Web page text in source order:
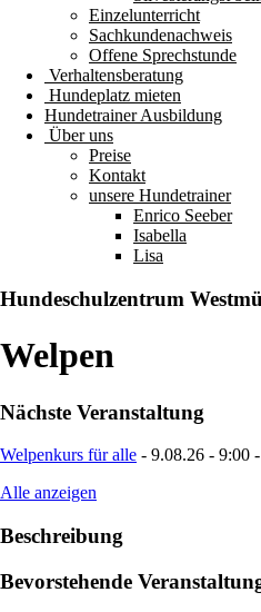
Einzelunterricht
Sachkundenachweis
Offene Sprechstunde
Verhaltensberatung
Hundeplatz mieten
Hundetrainer Ausbildung
Über uns
Preise
Kontakt
unsere Hundetrainer
Enrico Seeber
Isabella
Lisa
Hundeschulzentrum
Welpen
Nächste Veranstaltung
Welpenkurs für alle - 9.08.26 - 9:00
Alle anzeigen
Beschreibung
Bevorstehende